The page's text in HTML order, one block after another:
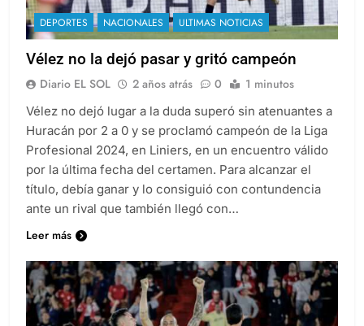
DEPORTES NACIONALES ULTIMAS NOTICIAS
Vélez no la dejó pasar y gritó campeón
Diario EL SOL 2 años atrás 0 1 minutos
Vélez no dejó lugar a la duda superó sin atenuantes a
Huracán por 2 a 0 y se proclamó campeón de la Liga
Profesional 2024, en Liniers, en un encuentro válido
por la última fecha del certamen. Para alcanzar el
título, debía ganar y lo consiguió con contundencia
ante un rival que también llegó con…
Leer más